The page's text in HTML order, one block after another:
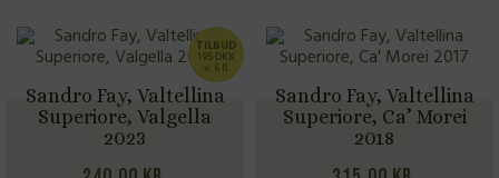
Sandro Fay, Valtellina
Superiore, Valgella
2023
TILBUD
195 DKK
v. 6 fl.
Sandro Fay, Valtellina
Superiore, Ca’ Morei
2018